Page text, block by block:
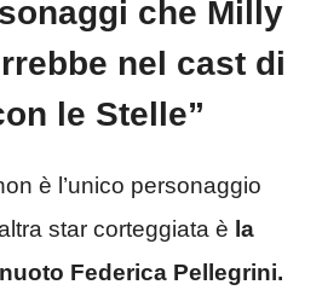
che Milly
nel cast di
le Stelle”
è l’unico personaggio
star corteggiata è la
Federica Pellegrini.